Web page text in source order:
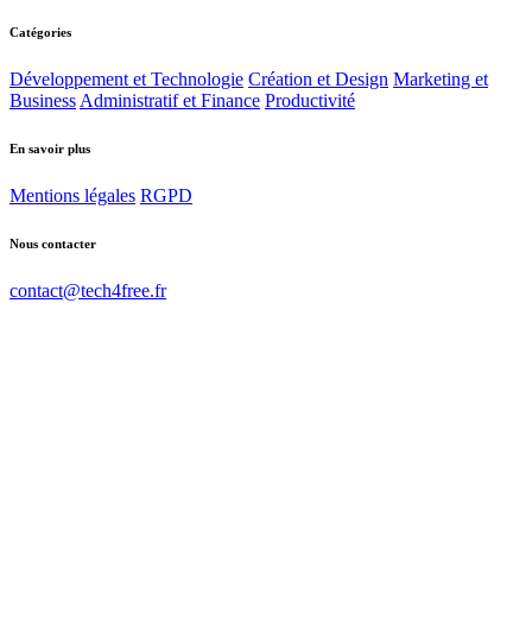
Catégories
Développement et Technologie Création et Design Marketing et
Business Administratif et Finance Productivité
En savoir plus
Mentions légales RGPD
Nous contacter
contact@tech4free.fr